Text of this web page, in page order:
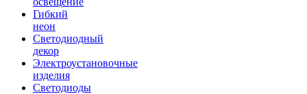
Гибкий
неон
Светодиодный
декор
Электроустановочные
изделия
Светодиоды